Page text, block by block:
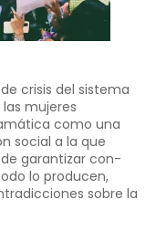
crisis del sistema
mujeres
como una
social a la que
de garantizar con­
lo producen,
sobre la